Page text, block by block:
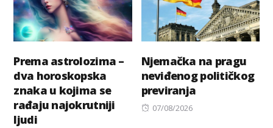
Prema astrolozima –
dva horoskopska
znaka u kojima se
rađaju najokrutniji
ljudi
Njemačka na pragu
neviđenog političkog
previranja
Posted
07/08/2026